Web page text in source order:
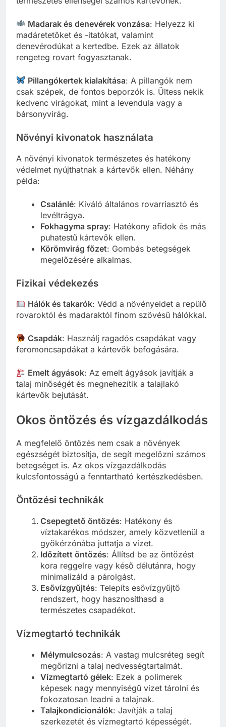
Madarak és denevérek vonzása: Helyezz ki
madáretetőket és -itatókat, valamint
denevérodúkat a kertedbe. Ezek az állatok
rengeteg rovart fogyasztanak.
Pillangókertek kialakítása: A pillangók nem
csak szépek, de fontos beporzók is. Ültess nekik
kedvenc virágokat, mint a levendula vagy a
bársonyvirág.
Növényi kivonatok használata
A növényi kivonatok természetes és hatékony
védelmet nyújthatnak a kártevők ellen. Néhány
példa:
Csalánlé: Kiváló általános rovarriasztó és
levéltrágya.
Fokhagyma spray: Hatékony afidok és más
puhatestű kártevők ellen.
Körömvirág főzet: Gombás betegségek
megelőzésére alkalmas.
Fizikai védekezés
Hálók és takarók: Védd a növényeidet a repülő
rovaroktól és madaraktól finom szövésű hálókkal.
Csapdák: Használj ragadós csapdákat vagy
feromoncsapdákat a kártevők befogására.
Emelt ágyások: Az emelt ágyások javítják a
talaj minőségét és megnehezítik a talajlakó
kártevők bejutását.
Okos öntözés és vízgazdálkodás
A megfelelő öntözés nem csak a növények
egészségét biztosítja, de segít megelőzni számos
betegséget is. Az okos vízgazdálkodás
kulcsfontosságú a fenntartható kertészkedésben.
Öntözési technikák
Csepegtető öntözés: Hatékony és
víztakarékos módszer, amely közvetlenül a
gyökérzónába juttatja a vizet.
Időzített öntözés: Állítsd be az öntözést
kora reggelre vagy késő délutánra, hogy
minimalizáld a párolgást.
Esővízgyűjtés: Telepíts esővízgyűjtő
rendszert, hogy hasznosíthasd a
természetes csapadékot.
Vízmegtartó technikák
Mélymulcsozás: A vastag mulcsréteg segít
megőrizni a talaj nedvességtartalmát.
Vízmegtartó gélek: Ezek a polimerek
képesek nagy mennyiségű vizet tárolni és
fokozatosan leadni a talajnak.
Talajkondicionálók: Javítják a talaj
szerkezetét és vízmegtartó képességét.